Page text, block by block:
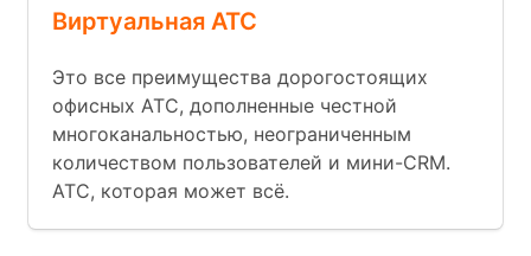
Виртуальная АТС
Это все преимущества дорогостоящих
офисных АТС, дополненные честной
многоканальностью, неограниченным
количеством пользователей и мини-CRM.
АТС, которая может всё.